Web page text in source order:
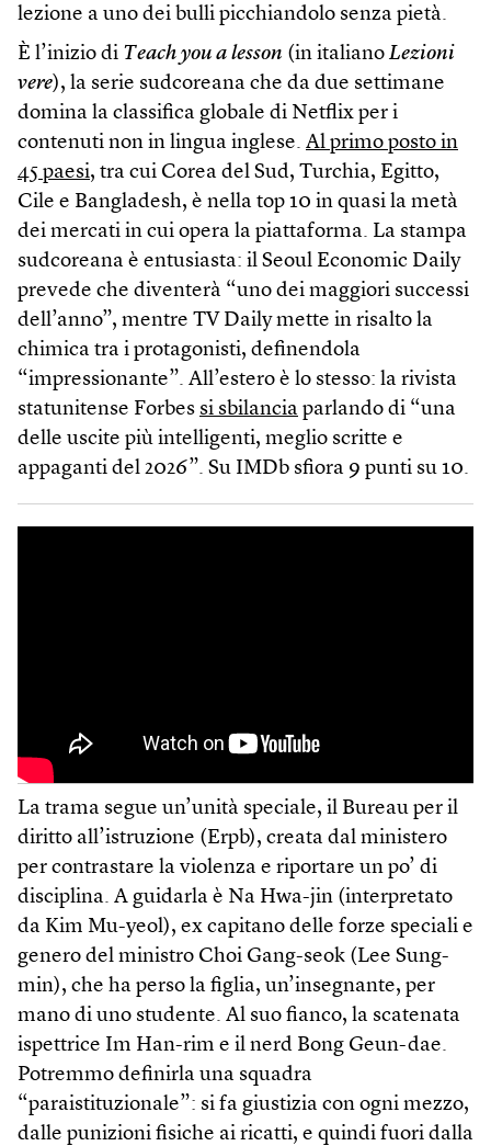
lezione a uno dei bulli picchiandolo senza pietà.
È l’inizio di Teach you a lesson (in italiano Lezioni
vere), la serie sudcoreana che da due settimane
domina la classifica globale di Netflix per i
contenuti non in lingua inglese. Al primo posto in
45 paesi, tra cui Corea del Sud, Turchia, Egitto,
Cile e Bangladesh, è nella top 10 in quasi la metà
dei mercati in cui opera la piattaforma. La stampa
sudcoreana è entusiasta: il Seoul Economic Daily
prevede che diventerà “uno dei maggiori successi
dell’anno”, mentre TV Daily mette in risalto la
chimica tra i protagonisti, definendola
“impressionante”. All’estero è lo stesso: la rivista
statunitense Forbes si sbilancia parlando di “una
delle uscite più intelligenti, meglio scritte e
appaganti del 2026”. Su IMDb sfiora 9 punti su 10.
La trama segue un’unità speciale, il Bureau per il
diritto all’istruzione (Erpb), creata dal ministero
per contrastare la violenza e riportare un po’ di
disciplina. A guidarla è Na Hwa-jin (interpretato
da Kim Mu-yeol), ex capitano delle forze speciali e
genero del ministro Choi Gang-seok (Lee Sung-
min), che ha perso la figlia, un’insegnante, per
mano di uno studente. Al suo fianco, la scatenata
ispettrice Im Han-rim e il nerd Bong Geun-dae.
Potremmo definirla una squadra
“paraistituzionale”: si fa giustizia con ogni mezzo,
dalle punizioni fisiche ai ricatti, e quindi fuori dalla